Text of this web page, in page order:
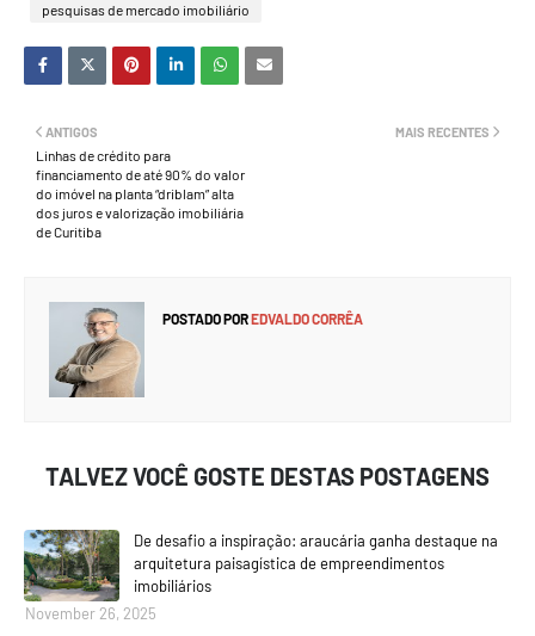
pesquisas de mercado imobiliário
MAIS RECENTES
ANTIGOS
Linhas de crédito para
financiamento de até 90% do valor
do imóvel na planta “driblam” alta
dos juros e valorização imobiliária
de Curitiba
POSTADO POREDVALDO CORRÊA
TALVEZ VOCÊ GOSTE DESTAS POSTAGENS
De desafio a inspiração: araucária ganha destaque na
arquitetura paisagística de empreendimentos
imobiliários
November 26, 2025